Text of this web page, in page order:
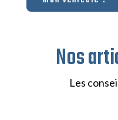
Nos
Les